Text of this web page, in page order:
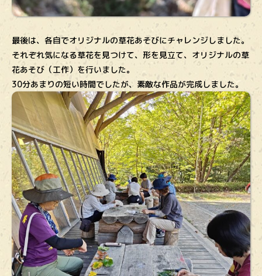
最後は、各自でオリジナルの草花あそびにチャレンジしました。
それぞれ気になる草花を見つけて、形を見立て、オリジナルの草
花あそび（工作）を行いました。
30分あまりの短い時間でしたが、素敵な作品が完成しました。